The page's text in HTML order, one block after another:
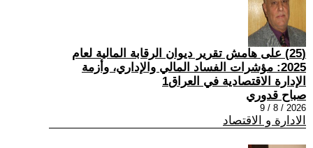
(25) على هامش تقرير ديوان الرقابة المالية لعام
2025: مؤشرات الفساد المالي والإداري، وأزمة
الإدارة الاقتصادية في العراق1
صباح قدوري
2026 / 8 / 9
الادارة و الاقتصاد